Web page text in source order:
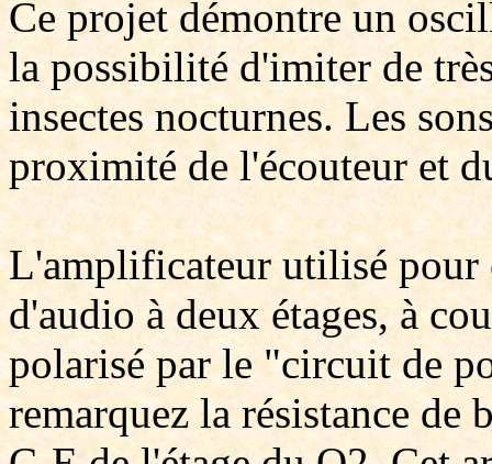
Ce projet démontre un
la possibilité d'imiter de
insectes nocturnes. Les
proximité de l'écouteur et
L'amplificateur utilisé pour
d'audio à deux étages, à
polarisé par le "circuit de
remarquez la résistance de